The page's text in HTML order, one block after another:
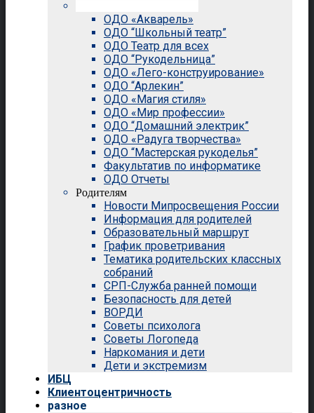
ОДО «Акварель»
ОДО “Школьный театр”
ОДО Театр для всех
ОДО “Рукодельница”
ОДО «Лего-конструирование»
ОДО “Арлекин”
ОДО «Магия стиля»
ОДО «Мир профессии»
ОДО “Домашний электрик”
ОДО «Радуга творчества»
ОДО “Мастерская рукоделья”
Факультатив по информатике
ОДО Отчеты
Родителям
Новости Мипросвещения России
Информация для родителей
Образовательный маршрут
График проветривания
Тематика родительских классных
собраний
СРП-Служба ранней помощи
Безопасность для детей
ВОРДИ
Советы психолога
Советы Логопеда
Наркомания и дети
Дети и экстремизм
ИБЦ
Клиентоцентричность
разное